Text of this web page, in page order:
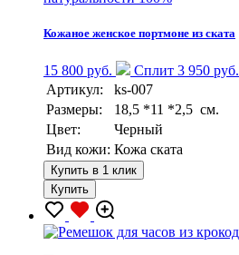
Кожаное женское портмоне из ската
15 800 руб.
Сплит 3 950 руб.
Артикул:
ks-007
Размеры:
18,5 *11 *2,5 см.
Цвет:
Черный
Вид кожи: Кожа ската
Купить в 1 клик
Купить